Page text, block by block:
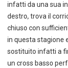
infatti da una sua
destro, trova il
chiuso con
in questa stagione
sostituito infatti a
un cross basso